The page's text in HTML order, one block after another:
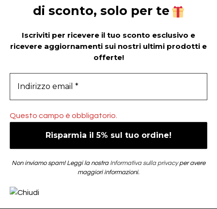
di sconto, solo per te
Iscriviti per ricevere il tuo sconto esclusivo e
ricevere aggiornamenti sui nostri ultimi prodotti e
offerte!
Questo campo è obbligatorio.
Non inviamo spam! Leggi la nostra Informativa sulla privacyper avere
maggiori informazioni.